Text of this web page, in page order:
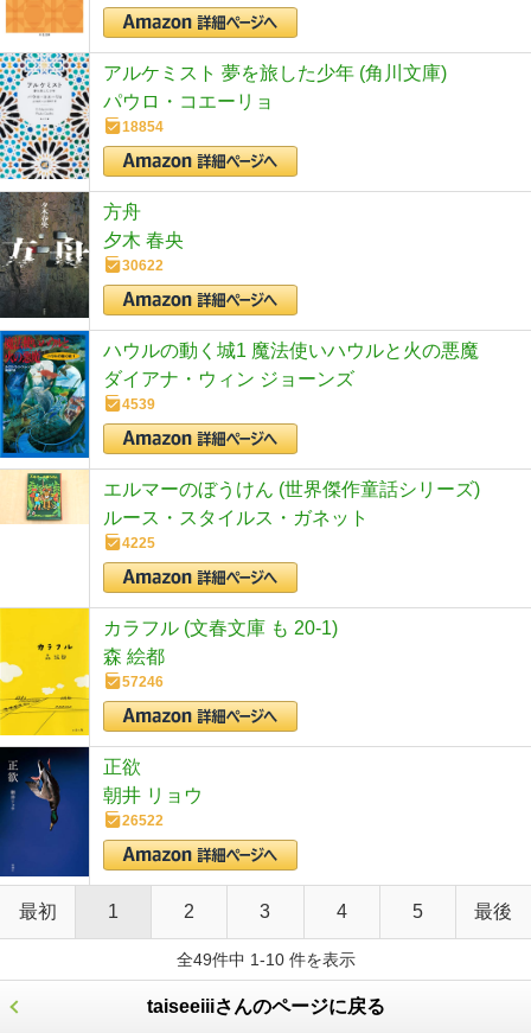
アルケミスト 夢を旅した少年 (角川文庫)
パウロ・コエーリョ
18854
方舟
夕木 春央
30622
ハウルの動く城1 魔法使いハウルと火の悪魔
ダイアナ・ウィン ジョーンズ
4539
エルマーのぼうけん (世界傑作童話シリーズ)
ルース・スタイルス・ガネット
4225
カラフル (文春文庫 も 20-1)
森 絵都
57246
正欲
朝井 リョウ
26522
最初 1 2 3 4 5 最後
全49件中 1-10 件を表示
taiseeiiiさんのページに戻る